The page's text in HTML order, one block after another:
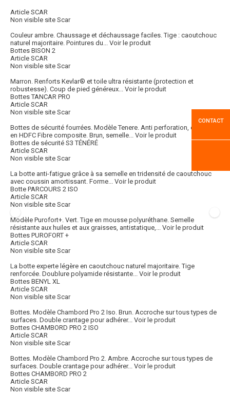
Article SCAR
Non visible site Scar
Couleur ambre. Chaussage et déchaussage faciles. Tige : caoutchouc
naturel majoritaire. Pointures du... Voir le produit
Bottes BISON 2
Article SCAR
Non visible site Scar
Marron. Renforts Kevlar® et toile ultra résistante (protection et
robustesse). Coup de pied généreux... Voir le produit
Bottes TANCAR PRO
Article SCAR
Non visible site Scar
Bottes de sécurité fourrées. Modèle Tenere. Anti perforation, embout
en HDFC Fibre composite. Brun, semelle... Voir le produit
Bottes de sécurité S3 TÉNÉRÉ
Article SCAR
Non visible site Scar
La botte anti-fatigue grâce à sa semelle en tridensité de caoutchouc
avec coussin amortissant. Forme... Voir le produit
Botte PARCOURS 2 ISO
Article SCAR
Non visible site Scar
Modèle Purofort+. Vert. Tige en mousse polyuréthane. Semelle
résistante aux huiles et aux graisses, antistatique,... Voir le produit
Bottes PUROFORT +
Article SCAR
Non visible site Scar
La botte experte légère en caoutchouc naturel majoritaire. Tige
renforcée. Doublure polyamide résistante... Voir le produit
Bottes BENYL XL
Article SCAR
Non visible site Scar
Bottes. Modèle Chambord Pro 2 Iso. Brun. Accroche sur tous types de
surfaces. Double crantage pour adhérer... Voir le produit
Bottes CHAMBORD PRO 2 ISO
Article SCAR
Non visible site Scar
Bottes. Modèle Chambord Pro 2. Ambre. Accroche sur tous types de
surfaces. Double crantage pour adhérer... Voir le produit
Bottes CHAMBORD PRO 2
Article SCAR
Non visible site Scar
CONTACT